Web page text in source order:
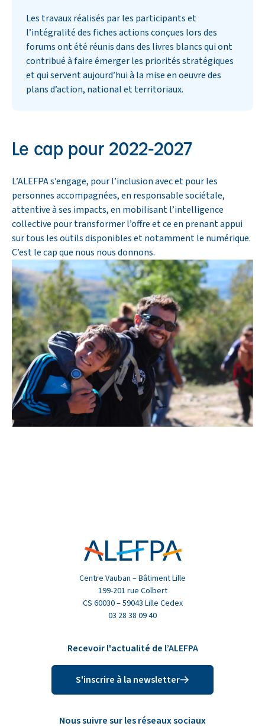
Les travaux réalisés par les participants et
l’intégralité des fiches actions conçues lors des
forums ont été réunis dans des livres blancs qui ont
contribué à faire émerger les priorités stratégiques
et qui servent aujourd’hui à la mise en oeuvre des
plans d’action, national et territoriaux.
Le cap pour 2022-2027
L’ALEFPA s’engage, pour l’inclusion avec et pour les
personnes accompagnées, en responsable sociétale,
attentive à ses impacts, en mobilisant l’intelligence
collective pour transformer l’offre et ce en prenant appui
sur tous les outils disponibles et notamment le numérique.
C’est le cap que nous nous donnons.
Centre Vauban – Bâtiment Lille
199-201 rue Colbert
CS 60030 – 59043 Lille Cedex
03 28 38 09 40
Recevoir l'actualité de l’ALEFPA
S'inscrire à la newsletter
Nous suivre sur les réseaux sociaux